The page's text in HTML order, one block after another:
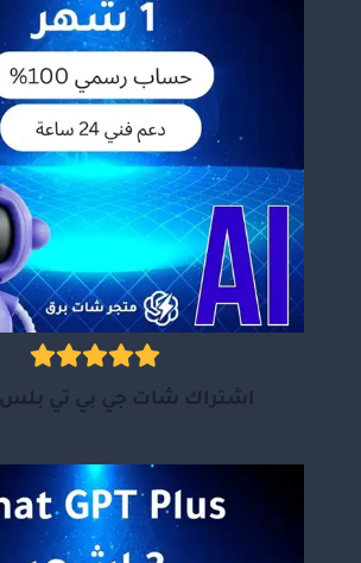
اشتراك شات جي بي تي بلس 1 شهر